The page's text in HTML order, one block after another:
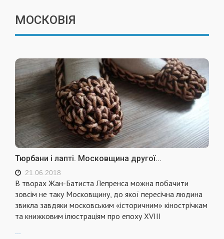
МОСКОВІЯ
Тюрбани і лапті. Московщина другої...
21.06.2018
В творах Жан-Батиста Лепренса можна побачити
зовсім не таку Московщину, до якої пересічна людина
звикла завдяки московським «історичним» кінострічкам
та книжковим ілюстраціям про епоху XVIII
...